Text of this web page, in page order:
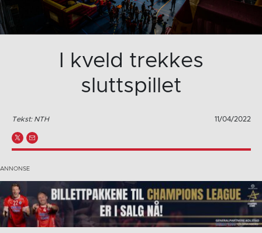
I kveld trekkes
sluttspillet
Tekst: NTH 11/04/2022